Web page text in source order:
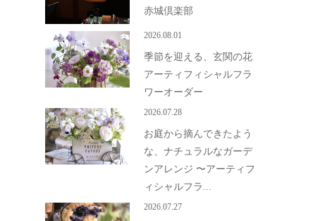
赤城倶楽部
2026.08.01
季節を迎える、玄関の花
アーティフィシャルフラ
ワーオーダー
2026.07.28
お庭から摘んできたよう
な、ナチュラルなガーデ
ンアレンジ 〜アーティフ
ィシャルフラ...
2026.07.27